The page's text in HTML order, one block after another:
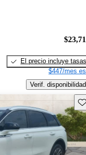
El precio incluye tasas
$447/mes
Verif. disponibilidad